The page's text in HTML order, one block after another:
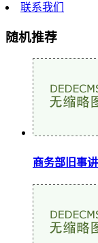
联系我们
随机推荐
商务部旧事